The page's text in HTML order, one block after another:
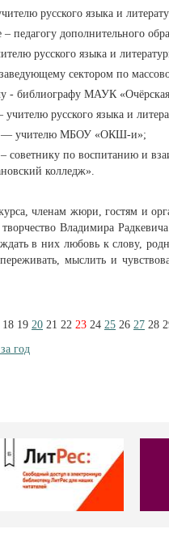
русского языка и
– педагогу дополнительного
русского языка и
сектором по
- библиографу МАУК
русского языка и
— учителю МБОУ «ОКШ-и»;
советнику по воспитанию и
колледж».
членам жюри, гостям и
Владимира
в них любовь к слову,
мыслить и
18 19 20 21 22 23 24 25 26 27 28
год